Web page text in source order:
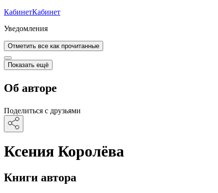
КабинетКабинет
Уведомления
Отметить все как прочитанные
Показать ещё
Об авторе
Поделиться с друзьями
Ксения Королёва
Книги автора